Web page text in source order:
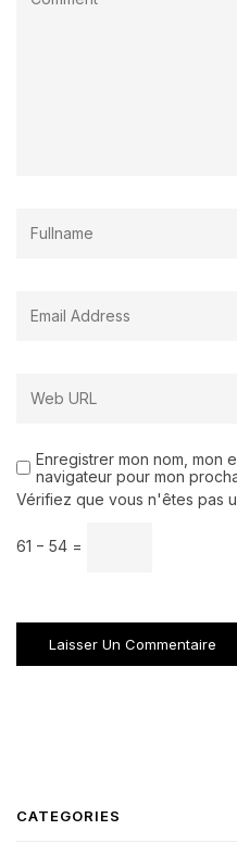
Enregistrer mon nom, mon
navigateur pour mon
Vérifiez que vous n'êtes pas
61 − 54 =
CATEGORIES